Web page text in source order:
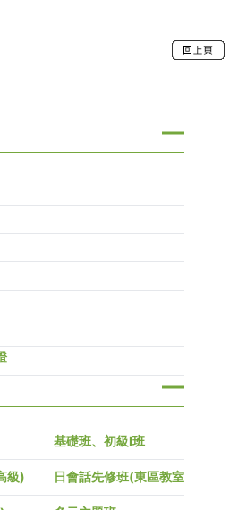
基礎班、初級I班
級) 日會話先修班(東區教室)